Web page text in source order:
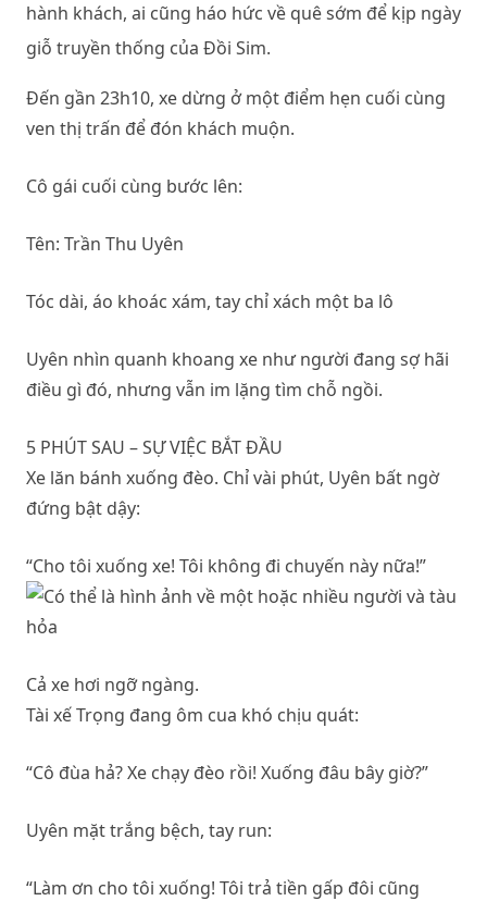
hành khách, ai cũng háo hức về quê sớm để kịp ngày
giỗ truyền thống của Đồi Sim.
Đến gần 23h10, xe dừng ở một điểm hẹn cuối cùng
ven thị trấn để đón khách muộn.
Cô gái cuối cùng bước lên:
Tên: Trần Thu Uyên
Tóc dài, áo khoác xám, tay chỉ xách một ba lô
Uyên nhìn quanh khoang xe như người đang sợ hãi
điều gì đó, nhưng vẫn im lặng tìm chỗ ngồi.
5 PHÚT SAU – SỰ VIỆC BẮT ĐẦU
Xe lăn bánh xuống đèo. Chỉ vài phút, Uyên bất ngờ
đứng bật dậy:
“Cho tôi xuống xe! Tôi không đi chuyến này nữa!”
Cả xe hơi ngỡ ngàng.
Tài xế Trọng đang ôm cua khó chịu quát:
“Cô đùa hả? Xe chạy đèo rồi! Xuống đâu bây giờ?”
Uyên mặt trắng bệch, tay run:
“Làm ơn cho tôi xuống! Tôi trả tiền gấp đôi cũng